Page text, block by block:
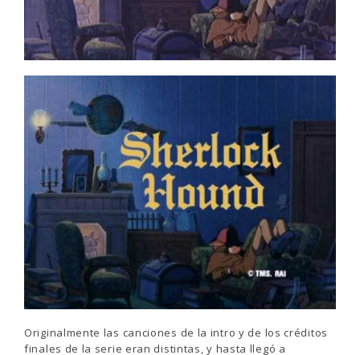
Originalmente las canciones de la intro y de los créditos
finales de la serie eran distintas, y hasta llegó a